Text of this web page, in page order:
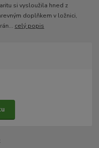
si vysloužila hned z
doplňkem v ložnici,
celý popis